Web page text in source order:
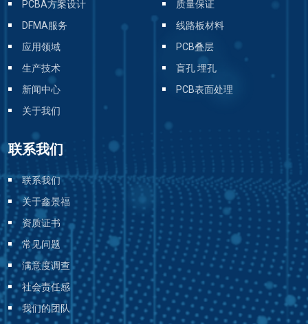
PCBA方案设计
DFMA服务
应用领域
生产技术
新闻中心
关于我们
质量保证
线路板材料
PCB叠层
盲孔 埋孔
PCB表面处理
联系我们
联系我们
关于鑫景福
资质证书
常见问题
满意度调查
社会责任感
我们的团队